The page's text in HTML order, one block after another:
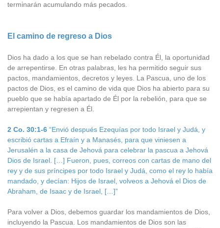
terminarán acumulando más pecados.
El camino de regreso a Dios
Dios ha dado a los que se han rebelado contra Él, la oportunidad
de arrepentirse. En otras palabras, les ha permitido seguir sus
pactos, mandamientos, decretos y leyes. La Pascua, uno de los
pactos de Dios, es el camino de vida que Dios ha abierto para su
pueblo que se había apartado de Él por la rebelión, para que se
arrepientan y regresen a Él.
2 Co. 30:1-6 “Envió después Ezequías por todo Israel y Judá, y
escribió cartas a Efraín y a Manasés, para que viniesen a
Jerusalén a la casa de Jehová para celebrar la pascua a Jehová
Dios de Israel. […] Fueron, pues, correos con cartas de mano del
rey y de sus príncipes por todo Israel y Judá, como el rey lo había
mandado, y decían: Hijos de Israel, volveos a Jehová el Dios de
Abraham, de Isaac y de Israel, […]”
Para volver a Dios, debemos guardar los mandamientos de Dios,
incluyendo la Pascua. Los mandamientos de Dios son las